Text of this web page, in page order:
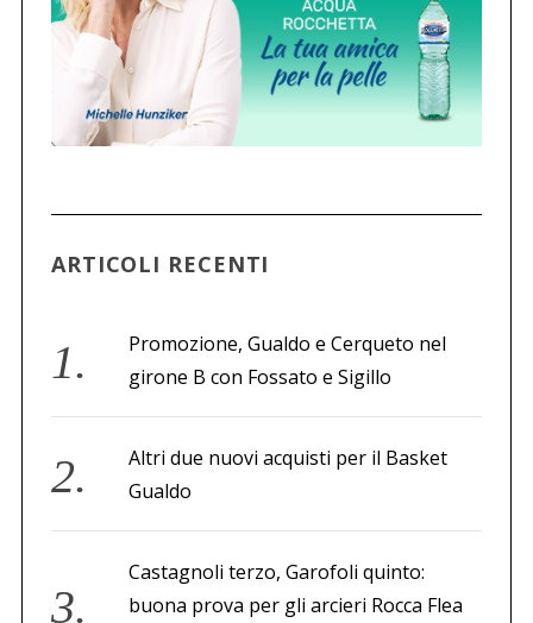
ARTICOLI RECENTI
Promozione, Gualdo e Cerqueto nel
girone B con Fossato e Sigillo
Altri due nuovi acquisti per il Basket
Gualdo
Castagnoli terzo, Garofoli quinto:
buona prova per gli arcieri Rocca Flea